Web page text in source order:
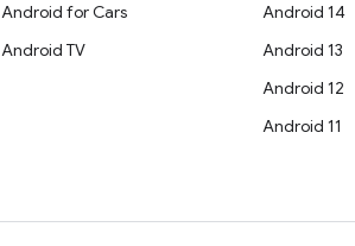
Android for Cars
Android TV
Android 14
Android 13
Android 12
Android 11